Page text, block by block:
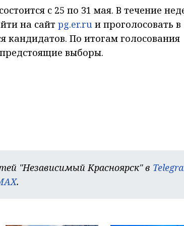
с 25 по 31 мая. В течение
на сайт pg.er.ru и проголосовать в
кандидатов. По итогам голосования
выборы.
"Независимый Красноярск" в
.